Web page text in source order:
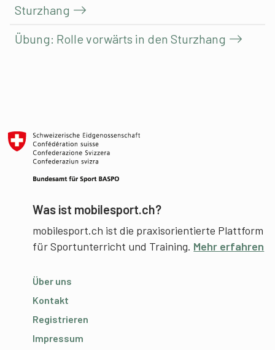
Sturzhang
Übung: Rolle vorwärts in den Sturzhang
Was ist mobilesport.ch?
mobilesport.ch ist die praxisorientierte Plattform
für Sportunterricht und Training. Mehr erfahren
Über uns
Kontakt
Registrieren
Impressum